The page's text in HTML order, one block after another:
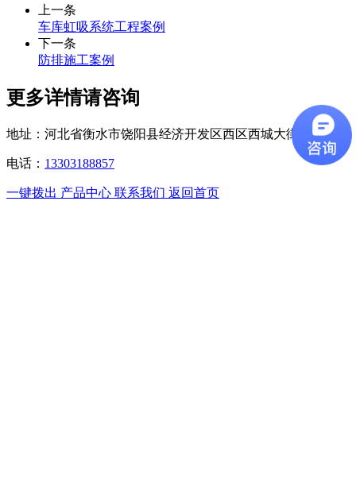
上一条
车库虹吸系统工程案例
下一条
防排施工案例
更多详情请咨询
地址： 河北省衡水市饶阳县经济开发区西区西城大街1号
电话： 13303188857
一键拨出 产品中心 联系我们 返回首页